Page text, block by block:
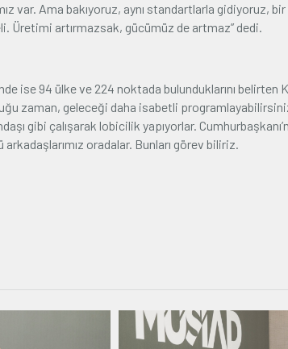
var. Ama bakıyoruz, aynı standartlarla gidiyoruz,
Üretimi artırmazsak, gücümüz de artmaz” dedi.
ise 94 ülke ve 224 noktada bulunduklarını belirten
zaman, geleceği daha isabetli
gibi çalışarak lobicilik yapıyorlar.
oradalar. Bunları görev biliriz.